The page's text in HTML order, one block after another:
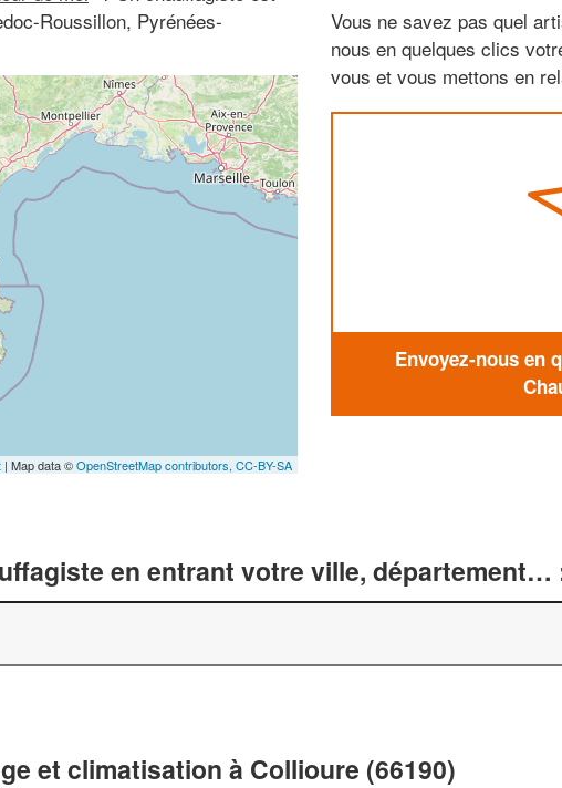
Roussillon, Pyrénées-
| Map data ©OpenStreetMap contributors, CC-BY-SA
Vous ne savez pas quel
nous en quelques clics
vous et vous mettons en
Envoyez-nous en
en entrant votre ville, département…
et climatisation à Collioure (66190)